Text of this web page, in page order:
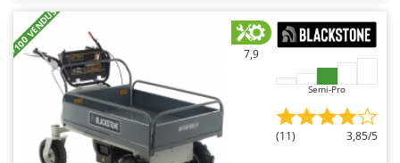
Omas
Ompagrill
Ooni
Oriental Koshin
Outdoorchef
+100 VENDUS 7,9
Semi-Pro
(11) 3,85/5